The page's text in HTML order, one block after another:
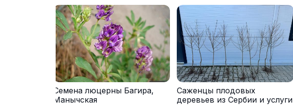
Семена люцерны Багира,
Манычская
Саженцы плодовых
деревьев из Сербии и услуги